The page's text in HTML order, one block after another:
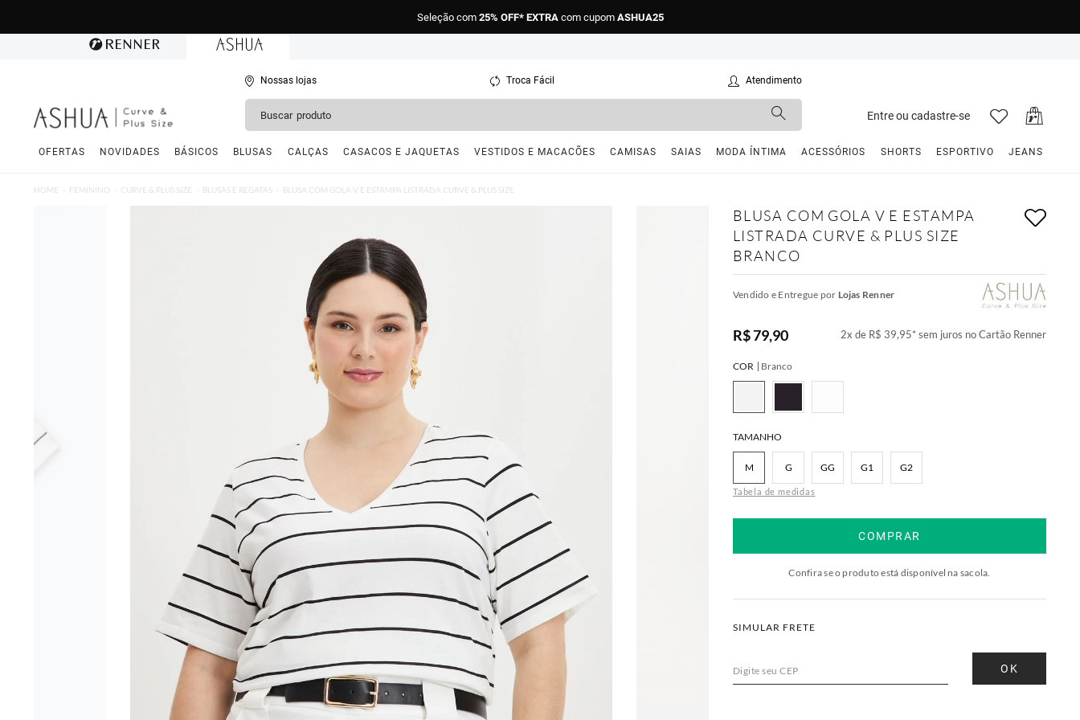
Seleção com 25% OFF* EXTRA com cupom ASHUA25
Nossas lojas Troca Fácil Atendimento
Entre ou cadastre-se
OFERTAS NOVIDADES BÁSICOS BLUSAS CALÇAS CASACOS E JAQUETAS VESTIDOS E MACACÕES CAMISAS SAIAS MODA ÍNTIMA ACESSÓRIOS SHORTS ESPORTIVO JEANS
HOME FEMININO CURVE & PLUS SIZE BLUSAS E REGATAS BLUSA COM GOLA V E ESTAMPA LISTRADA CURVE & PLUS SIZE
BLUSA COM GOLA V E ESTAMPA
LISTRADA CURVE & PLUS SIZE
BRANCO
Vendido e Entregue por Lojas Renner
R$ 79,90 2x de R$ 39,95*sem juros no Cartão Renner
COR Branco
Branco Branco/Caramelo
TAMANHO
M G GG G1 G2
Tabela de medidas
COMPRAR
Confira se o produto está disponível na sacola.
SIMULAR FRETE
Digite seu CEP OK